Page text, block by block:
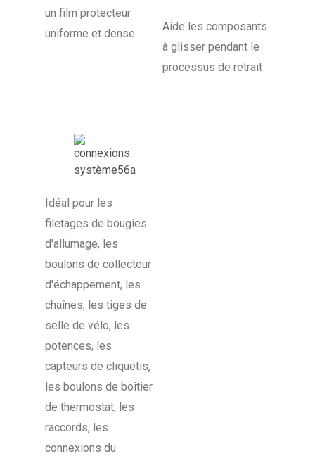
un film protecteur
uniforme et dense
Aide les composants
à glisser pendant le
processus de retrait
Idéal pour les
filetages de bougies
d'allumage, les
boulons de collecteur
d'échappement, les
chaînes, les tiges de
selle de vélo, les
potences, les
capteurs de cliquetis,
les boulons de boîtier
de thermostat, les
raccords, les
connexions du